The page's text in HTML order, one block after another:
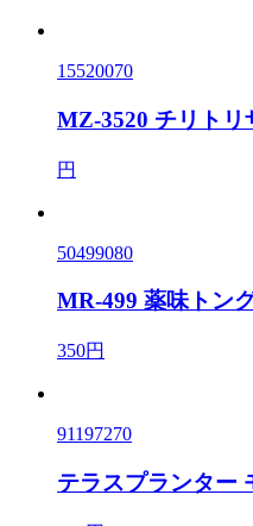
15520070
MZ-3520 チリトリ
円
50499080
MR-499 薬味トン
350円
91197270
テラスプランター